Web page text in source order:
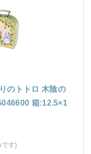
のトトロ 木陰の
箱:12.5×1
です)